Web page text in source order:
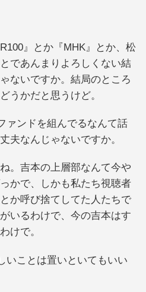
』とか『MHK』とか、松
であんまりよろしくない結
ないですか。結局のところ
うかだと思うけど。
ァンドを組んでるなんて話
夫なんじゃないですか。
。吉本の上層部なんて今や
かで、しかも私たち視聴者
か呼び捨てしてた人たちで
いるわけで、今の吉本はす
けで。
いことは置いといてもいい